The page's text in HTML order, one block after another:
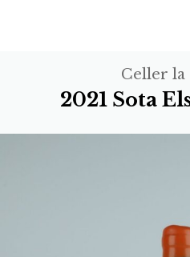
Celler la
2021 Sota